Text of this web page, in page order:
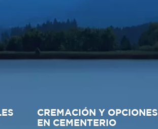
CREMACIÓN Y OPCIONES
EN CEMENTERIO